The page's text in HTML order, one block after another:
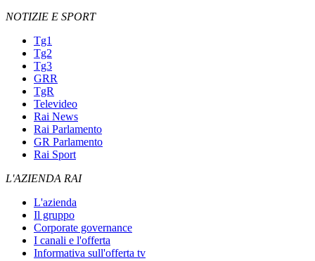
NOTIZIE E SPORT
Tg1
Tg2
Tg3
GRR
TgR
Televideo
Rai News
Rai Parlamento
GR Parlamento
Rai Sport
L'AZIENDA RAI
L'azienda
Il gruppo
Corporate governance
I canali e l'offerta
Informativa sull'offerta tv